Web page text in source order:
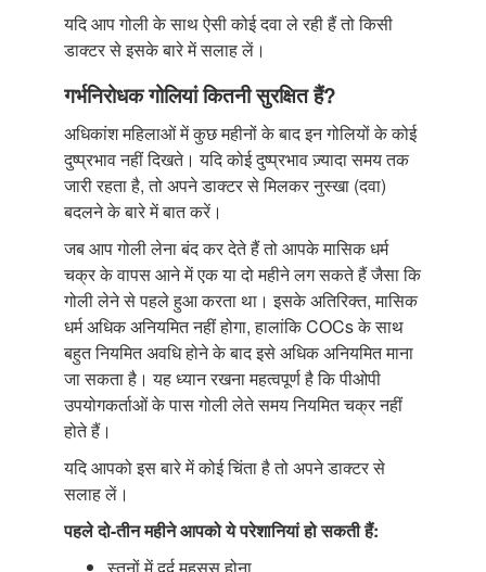
यदि आप गोली के साथ ऐसी कोई दवा ले रही हैं तो किसी
डाक्टर से इसके बारे में सलाह लें।
गर्भनिरोधक गोलियां कितनी सुरक्षित हैं?
अधिकांश महिलाओं में कुछ महीनों के बाद इन गोलियों के कोई
दुष्प्रभाव नहीं दिखते। यदि कोई दुष्प्रभाव ज़्यादा समय तक
जारी रहता है, तो अपने डाक्टर से मिलकर नुस्खा (दवा)
बदलने के बारे में बात करें।
जब आप गोली लेना बंद कर देते हैं तो आपके मासिक धर्म
चक्र के वापस आने में एक या दो महीने लग सकते हैं जैसा कि
गोली लेने से पहले हुआ करता था। इसके अतिरिक्त, मासिक
धर्म अधिक अनियमित नहीं होगा, हालांकि COCs के साथ
बहुत नियमित अवधि होने के बाद इसे अधिक अनियमित माना
जा सकता है। यह ध्यान रखना महत्वपूर्ण है कि पीओपी
उपयोगकर्ताओं के पास गोली लेते समय नियमित चक्र नहीं
होते हैं।
यदि आपको इस बारे में कोई चिंता है तो अपने डाक्टर से
सलाह लें।
पहले दो-तीन महीने आपको ये परेशानियांहो सकती हैं:
स्तनों में दर्द महसूस होना